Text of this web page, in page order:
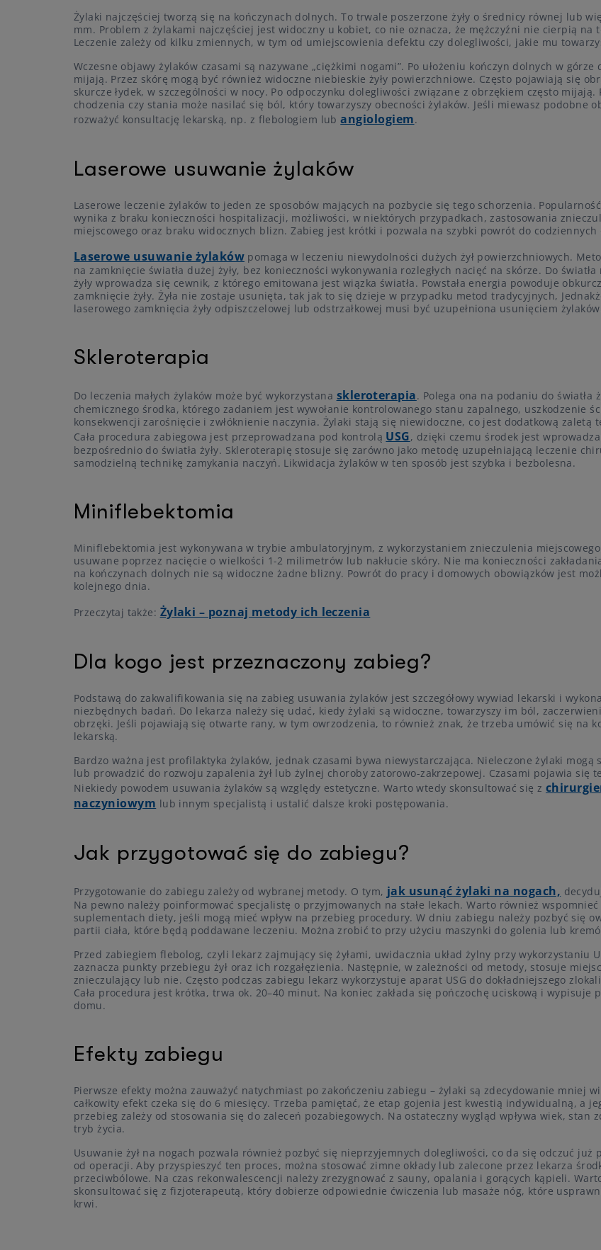
Żylaki najczęściej tworzą się na kończynach dolnych. To trwale poszerzone żyły o średnicy równej lub
mm. Problem z żylakami najczęściej jest widoczny u kobiet, co nie oznacza, że mężczyźni nie cierpią na
Leczenie zależy od kilku zmiennych, w tym od umiejscowienia defektu czy dolegliwości, jakie mu
Wczesne objawy żylaków czasami są nazywane „ciężkimi nogami”. Po ułożeniu kończyn dolnych w górze
mijają. Przez skórę mogą być również widoczne niebieskie żyły powierzchniowe. Często pojawiają się
skurcze łydek, w szczególności w nocy. Po odpoczynku dolegliwości związane z obrzękiem często mijają.
chodzenia czy stania może nasilać się ból, który towarzyszy obecności żylaków. Jeśli miewasz podobne
rozważyć konsultację lekarską, np. z flebologiem lubangiologiem.
Laserowe usuwanie żylaków
Laserowe leczenie żylaków to jeden ze sposobów mających na pozbycie się tego schorzenia.
wynika z braku konieczności hospitalizacji, możliwości, w niektórych przypadkach, zastosowania
miejscowego oraz braku widocznych blizn. Zabieg jest krótki i pozwala na szybki powrót do codziennych
Laserowe usuwanie żylaków pomaga w leczeniu niewydolności dużych żył powierzchniowych.
na zamknięcie światła dużej żyły, bez konieczności wykonywania rozległych nacięć na skórze. Do
żyły wprowadza się cewnik, z którego emitowana jest wiązka światła. Powstała energia powoduje
zamknięcie żyły. Żyła nie zostaje usunięta, tak jak to się dzieje w przypadku metod tradycyjnych,
laserowego zamknięcia żyły odpiszczelowej lub odstrzałkowej musi być uzupełniona usunięciem
Skleroterapia
Do leczenia małych żylaków może być wykorzystana skleroterapia. Polega ona na podaniu do światła
chemicznego środka, którego zadaniem jest wywołanie kontrolowanego stanu zapalnego, uszkodzenie
konsekwencji zarośnięcie i zwłóknienie naczynia. Żylaki stają się niewidoczne, co jest dodatkową zaletą
Cała procedura zabiegowa jest przeprowadzana pod kontrolą USG, dzięki czemu środek jest
bezpośrednio do światła żyły. Skleroterapię stosuje się zarówno jako metodę uzupełniającą leczenie
samodzielną technikę zamykania naczyń. Likwidacja żylaków w ten sposób jest szybka i bezbolesna.
Miniflebektomia
Miniflebektomia jest wykonywana w trybie ambulatoryjnym, z wykorzystaniem znieczulenia
usuwane poprzez nacięcie o wielkości 1-2 milimetrów lub nakłucie skóry. Nie ma konieczności
na kończynach dolnych nie są widoczne żadne blizny. Powrót do pracy i domowych obowiązków jest
kolejnego dnia.
Przeczytaj także: Żylaki – poznaj metody ich leczenia
Dla kogo jest przeznaczony zabieg?
Podstawą do zakwalifikowania się na zabieg usuwania żylaków jest szczegółowy wywiad lekarski i
niezbędnych badań. Do lekarza należy się udać, kiedy żylaki są widoczne, towarzyszy im ból,
obrzęki. Jeśli pojawiają się otwarte rany, w tym owrzodzenia, to również znak, że trzeba umówić się na
lekarską.
Bardzo ważna jest profilaktyka żylaków, jednak czasami bywa niewystarczająca. Nieleczone żylaki mogą
lub prowadzić do rozwoju zapalenia żył lub żylnej choroby zatorowo-zakrzepowej. Czasami pojawia się
Niekiedy powodem usuwania żylaków są względy estetyczne. Warto wtedy skonsultować się z
naczyniowym lub innym specjalistą i ustalić dalsze kroki postępowania.
Jak przygotować się do zabiegu?
Przygotowanie do zabiegu zależy od wybranej metody. O tym, jak usunąć żylaki na nogach,
Na pewno należy poinformować specjalistę o przyjmowanych na stałe lekach. Warto również wspomnieć
suplementach diety, jeśli mogą mieć wpływ na przebieg procedury. W dniu zabiegu należy pozbyć się
partii ciała, które będą poddawane leczeniu. Można zrobić to przy użyciu maszynki do golenia lub
Przed zabiegiem flebolog, czyli lekarz zajmujący się żyłami, uwidacznia układ żylny przy wykorzystaniu
zaznacza punkty przebiegu żył oraz ich rozgałęzienia. Następnie, w zależności od metody, stosuje
znieczulający lub nie. Często podczas zabiegu lekarz wykorzystuje aparat USG do dokładniejszego
Cała procedura jest krótka, trwa ok. 20–40 minut. Na koniec zakłada się pończochę uciskową i wypisuje
domu.
Efekty zabiegu
Pierwsze efekty można zauważyć natychmiast po zakończeniu zabiegu – żylaki są zdecydowanie mniej
całkowity efekt czeka się do 6 miesięcy. Trzeba pamiętać, że etap gojenia jest kwestią indywidualną, a
przebieg zależy od stosowania się do zaleceń pozabiegowych. Na ostateczny wygląd wpływa wiek, stan
tryb życia.
Usuwanie żył na nogach pozwala również pozbyć się nieprzyjemnych dolegliwości, co da się odczuć już
od operacji. Aby przyspieszyć ten proces, można stosować zimne okłady lub zalecone przez lekarza
przeciwbólowe. Na czas rekonwalescencji należy zrezygnować z sauny, opalania i gorących kąpieli.
skonsultować się z fizjoterapeutą, który dobierze odpowiednie ćwiczenia lub masaże nóg, które
krwi.